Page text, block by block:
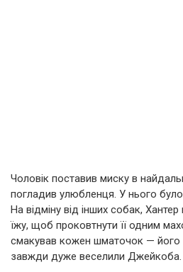
Чоловік поставив миску в
погладив улюбленця. У нього було
На відміну від інших собак,
їжу, щоб проковтнути її одним
смакував кожен шматочок — його
завжди дуже веселили Джейкоба.